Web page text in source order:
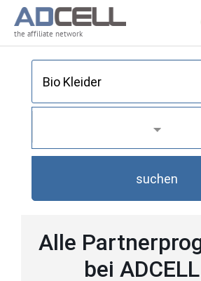
the affiliate network
suchen
Alle
bei